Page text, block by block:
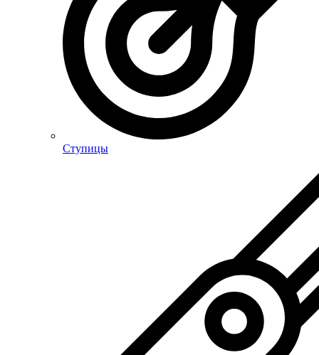
Ступицы